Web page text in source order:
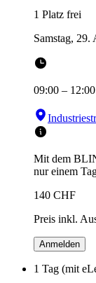
1 Platz frei
Samstag, 29.
09:00 – 12:00
Mit dem
nur einem
140 CHF
Preis inkl.
Anmelden
1 Tag (mit